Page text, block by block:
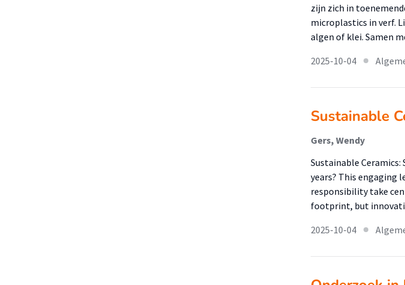
zijn zich in
microplastics in verf.
algen of klei. Samen
2025-10-04
Sustainable
Gers, Wendy
Sustainable
years? This engaging
responsibility take
footprint, but
2025-10-04